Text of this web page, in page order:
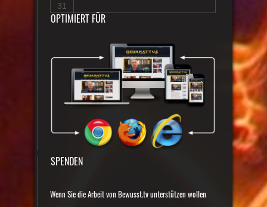
31
OPTIMIERT FÜR
SPENDEN
Wenn Sie die Arbeit von Bewusst.tv unterstützen wollen